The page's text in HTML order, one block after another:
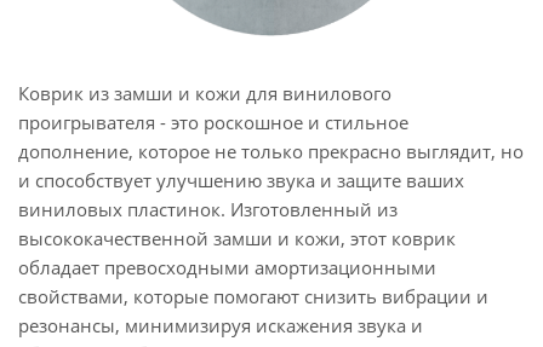
Коврик из замши и кожи для винилового
проигрывателя - это роскошное и стильное
дополнение, которое не только прекрасно выглядит, но
и способствует улучшению звука и защите ваших
виниловых пластинок. Изготовленный из
высококачественной замши и кожи, этот коврик
обладает превосходными амортизационными
свойствами, которые помогают снизить вибрации и
резонансы, минимизируя искажения звука и